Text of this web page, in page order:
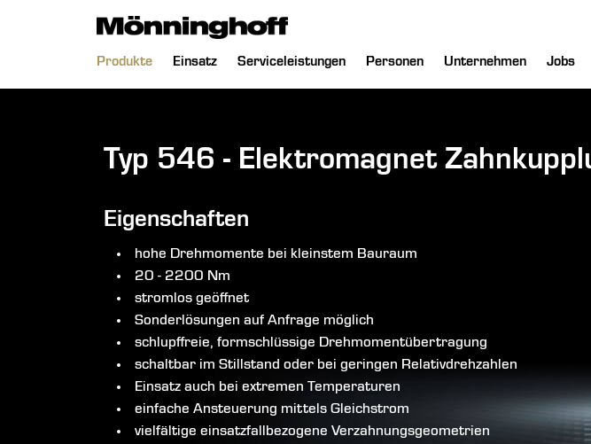
Navigation
Produkte Einsatz Serviceleistungen Personen Unternehmen Jobs
Typ 546 - Elektromagnet
Eigenschaften
hohe Drehmomente bei kleinstem Bauraum
20 - 2200 Nm
stromlos geöffnet
Sonderlösungen auf Anfrage möglich
schlupffreie, formschlüssige Drehmomentübertragung
schaltbar im Stillstand oder bei geringen Relativdrehzahlen
Einsatz auch bei extremen Temperaturen
einfache Ansteuerung mittels Gleichstrom
vielfältige einsatzfallbezogene Verzahnungsgeometrien